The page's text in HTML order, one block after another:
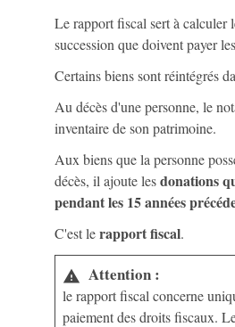
Le rapport fiscal sert à calculer
succession que doivent payer
Certains biens sont réintégrés
Au décès d'une personne, le
inventaire de son patrimoine.
Aux biens que la personne
décès, il ajoute lesdonations
pendant les 15 années
C'est lerapport fiscal.
warning Attention :
le rapport fiscal concerne
paiement des droits fiscaux.